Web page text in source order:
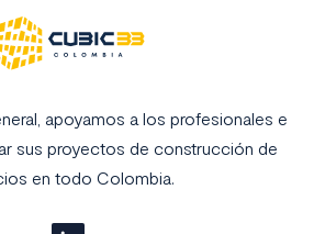
apoyamos a los profesionales e
sus proyectos de construcción de
en todo Colombia.